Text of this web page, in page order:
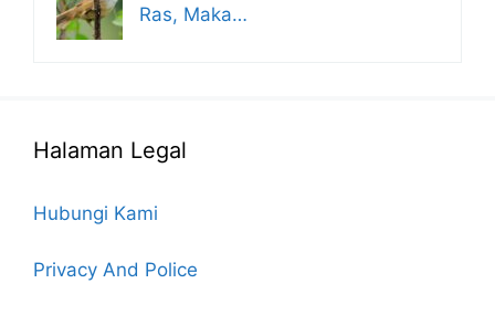
Ras, Maka…
Halaman Legal
Hubungi Kami
Privacy And Police